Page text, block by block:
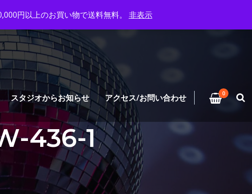
スタジオからお知らせ アクセス/お問い合わせ 0
436-1
円以上のお買い物で送料無料。 非表示